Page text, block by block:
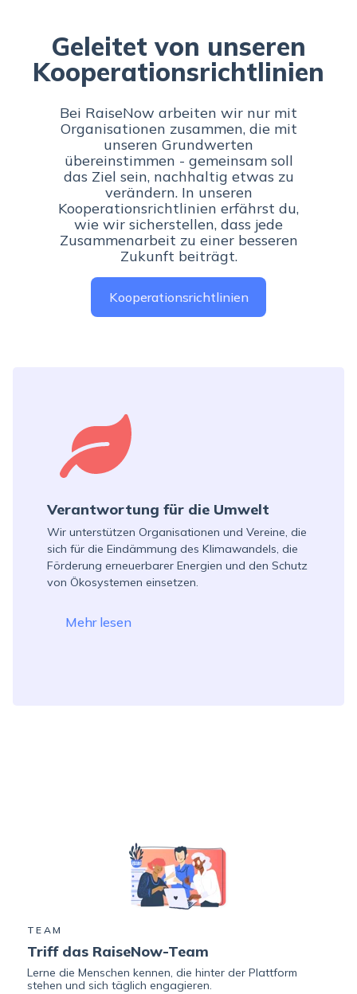
Geleitet von unseren
Kooperationsrichtlinien
Bei RaiseNow arbeiten wir nur mit
Organisationen zusammen, die mit
unseren Grundwerten
übereinstimmen - gemeinsam soll
das Ziel sein, nachhaltig etwas zu
verändern. In unseren
Kooperationsrichtlinien erfährst du,
wie wir sicherstellen, dass jede
Zusammenarbeit zu einer besseren
Zukunft beiträgt.
Kooperationsrichtlinien
Verantwortung für die Umwelt
Wir unterstützen Organisationen und Vereine, die
sich für die Eindämmung des Klimawandels, die
Förderung erneuerbarer Energien und den Schutz
von Ökosystemen einsetzen.
Mehr lesen
TEAM
Triff das RaiseNow-Team
Lerne die Menschen kennen, die hinter der Plattform
stehen und sich täglich engagieren.